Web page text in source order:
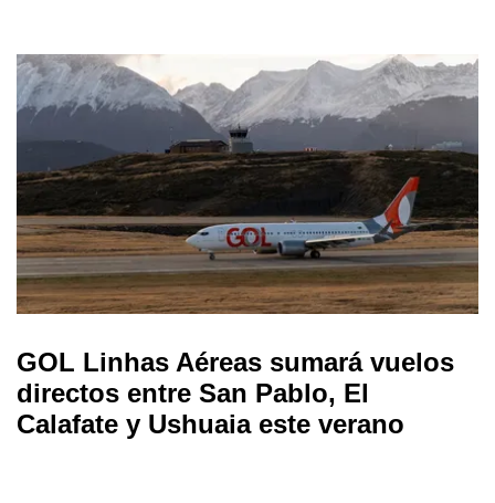
GOL Linhas Aéreas sumará vuelos
directos entre San Pablo, El
Calafate y Ushuaia este verano